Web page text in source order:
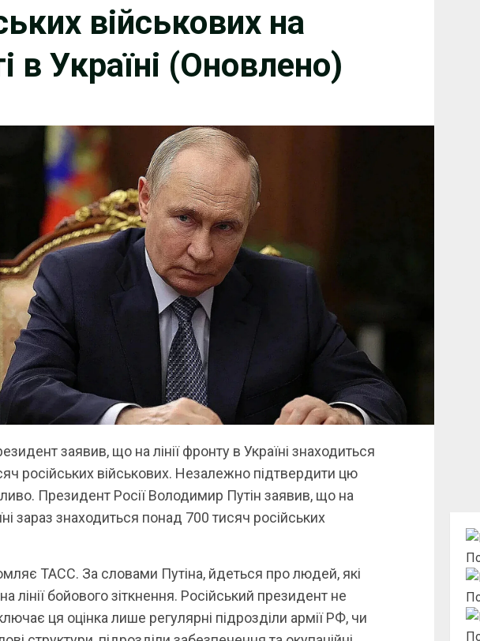
військових на
в Україні (Оновлено)
заявив, що на лінії фронту в Україні знаходиться
російських військових. Незалежно підтвердити цю
Президент Росії Володимир Путін заявив, що на
зараз знаходиться понад 700 тисяч російських
ТАСС. За словами Путіна, йдеться про людей, які
лінії бойового зіткнення. Російський президент не
ця оцінка лише регулярні підрозділи армії РФ, чи